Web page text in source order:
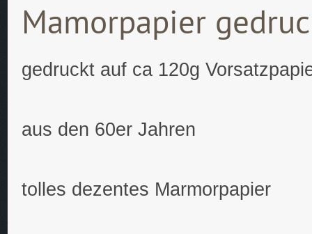
Mamorpapier
gedruckt auf ca 120g
aus den 60er Jahren
tolles dezentes Marmorpapier